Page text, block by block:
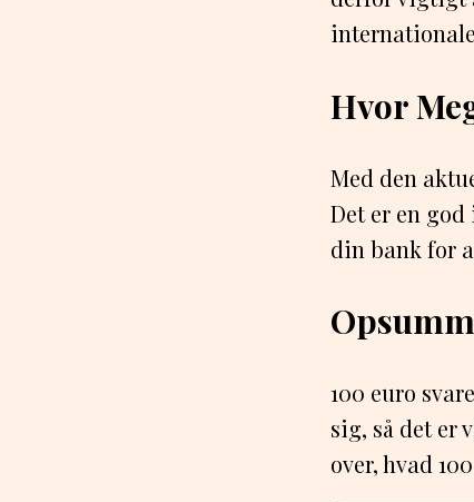
Hvor
Med den
Det er en
din bank for
100 euro
sig, så det er
over, hvad